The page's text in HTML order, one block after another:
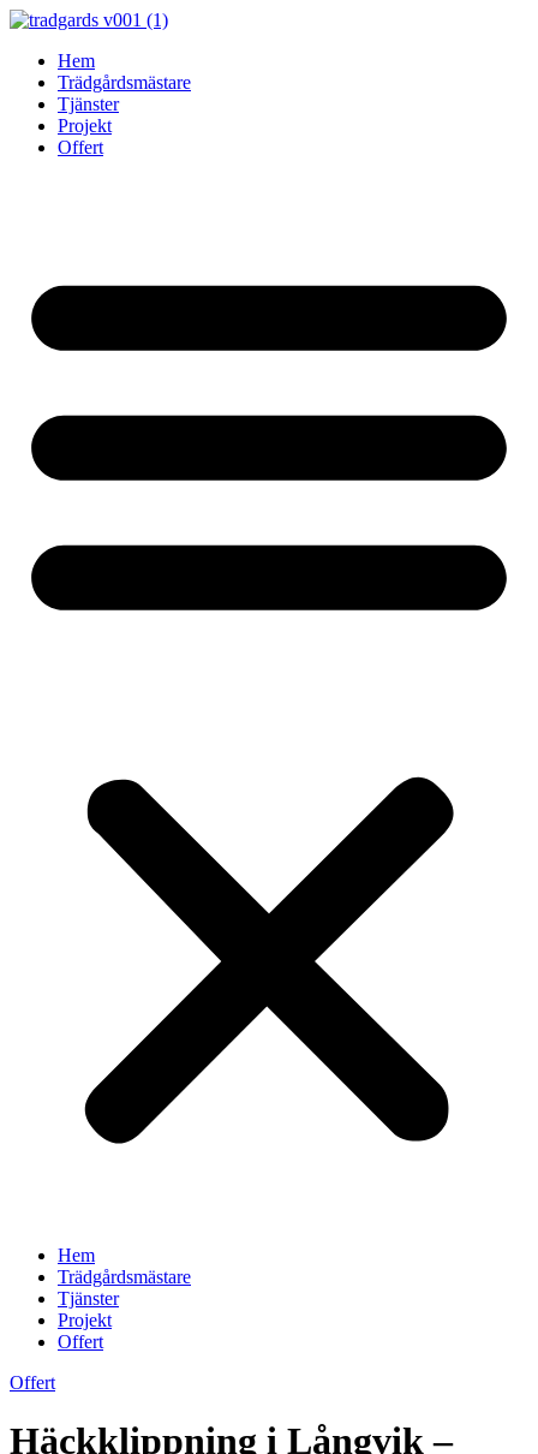
Skip
contentHem
Trädgårdsmästare
Tjänster
Projekt
Offert
Hem
Trädgårdsmästare
Tjänster
Projekt
Offert
Offert
Häckklippning i Långvik –